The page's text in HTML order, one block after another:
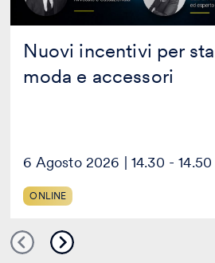
Nuovi incentivi per
moda e accessori
6 Agosto 2026 | 14.30 - 14.50
ONLINE